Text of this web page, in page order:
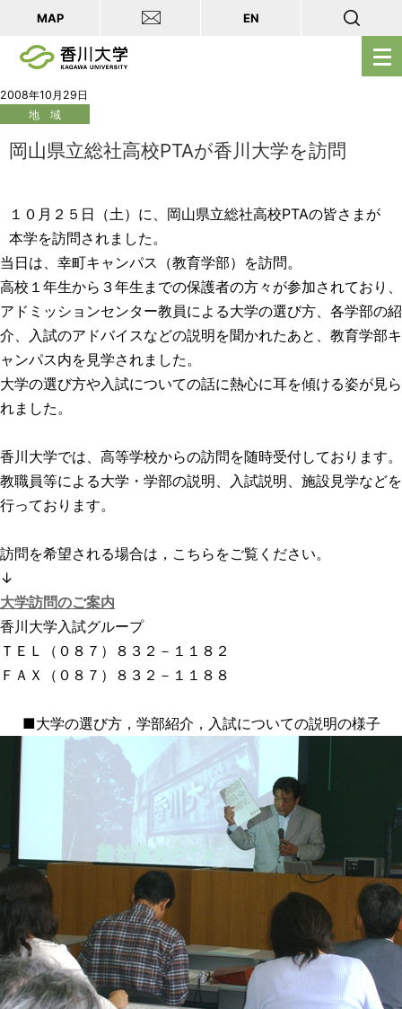
メ
ニ
MAP EN
2008年10月29日
地 域
岡山県立総社高校PTAが香川大学を訪問
１０月２５日（土）に、岡山県立総社高校PTAの皆さまが
本学を訪問されました。
当日は、幸町キャンパス（教育学部）を訪問。
高校１年生から３年生までの保護者の方々が参加されており、
アドミッションセンター教員による大学の選び方、各学部の紹
介、入試のアドバイスなどの説明を聞かれたあと、教育学部キ
ャンパス内を見学されました。
大学の選び方や入試についての話に熱心に耳を傾ける姿が見ら
れました。
香川大学では、高等学校からの訪問を随時受付しております。
教職員等による大学・学部の説明、入試説明、施設見学などを
行っております。
訪問を希望される場合は，こちらをご覧ください。
↓
大学訪問のご案内
香川大学入試グループ
ＴＥＬ（０８７）８３２－１１８２
ＦＡＸ（０８７）８３２－１１８８
■大学の選び方，学部紹介，入試についての説明の様子